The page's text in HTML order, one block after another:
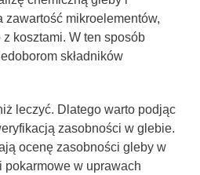
zawartość mikroelementów,
kosztami. W ten sposób
składników
leczyć. Dlatego warto podjąc
zasobności w glebie.
ocenę zasobności gleby w
pokarmowe w uprawach